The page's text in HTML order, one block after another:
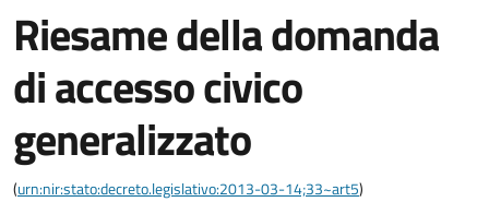
Riesame della domanda
di accesso civico
generalizzato
(urn:nir:stato:decreto.legislativo:2013-03-14;33~art5)